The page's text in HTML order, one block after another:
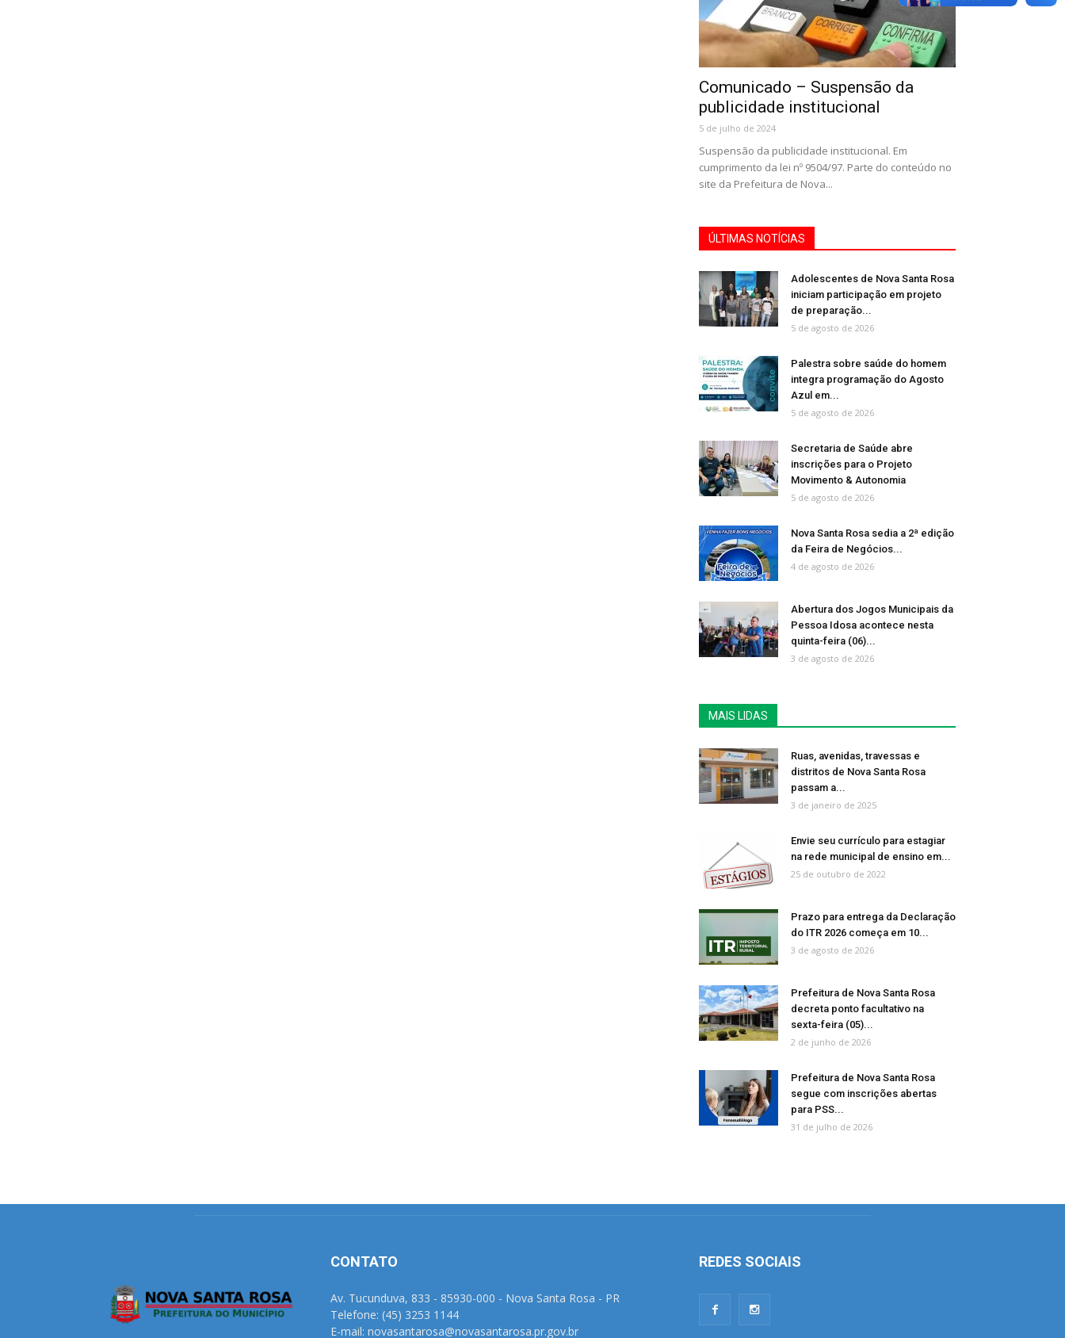
Comunicado – Suspensão da
publicidade institucional
5 de julho de 2024
Suspensão da publicidade institucional. Em
cumprimento da lei nº 9504/97. Parte do conteúdo no
site da Prefeitura de Nova...
ÚLTIMAS NOTÍCIAS
Adolescentes de Nova Santa Rosa
iniciam participação em projeto
de preparação...
5 de agosto de 2026
Palestra sobre saúde do homem
integra programação do Agosto
Azul em...
5 de agosto de 2026
Secretaria de Saúde abre
inscrições para o Projeto
Movimento & Autonomia
5 de agosto de 2026
Nova Santa Rosa sedia a 2ª edição
da Feira de Negócios...
4 de agosto de 2026
Abertura dos Jogos Municipais da
Pessoa Idosa acontece nesta
quinta-feira (06)...
3 de agosto de 2026
MAIS LIDAS
Ruas, avenidas, travessas e
distritos de Nova Santa Rosa
passam a...
3 de janeiro de 2025
Envie seu currículo para estagiar
na rede municipal de ensino em...
25 de outubro de 2022
Prazo para entrega da Declaração
do ITR 2026 começa em 10...
3 de agosto de 2026
Prefeitura de Nova Santa Rosa
decreta ponto facultativo na
sexta-feira (05)...
2 de junho de 2026
Prefeitura de Nova Santa Rosa
segue com inscrições abertas
para PSS...
31 de julho de 2026
CONTATO
Av. Tucunduva, 833 - 85930-000 - Nova Santa Rosa - PR
Telefone: (45) 3253 1144
E-mail: novasantarosa@novasantarosa.pr.gov.br
REDES SOCIAIS